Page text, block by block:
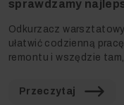
sprawdzamy
Odkurzacz
ułatwić codzienną
remontu i wszędzie tam,
Przeczytaj